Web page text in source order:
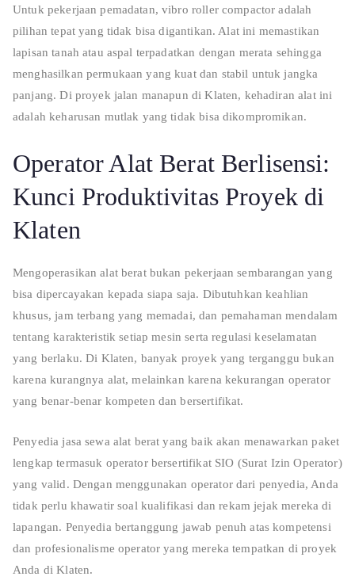
Untuk pekerjaan pemadatan, vibro roller compactor adalah
pilihan tepat yang tidak bisa digantikan. Alat ini memastikan
lapisan tanah atau aspal terpadatkan dengan merata sehingga
menghasilkan permukaan yang kuat dan stabil untuk jangka
panjang. Di proyek jalan manapun di Klaten, kehadiran alat ini
adalah keharusan mutlak yang tidak bisa dikompromikan.
Operator Alat Berat Berlisensi:
Kunci Produktivitas Proyek di
Klaten
Mengoperasikan alat berat bukan pekerjaan sembarangan yang
bisa dipercayakan kepada siapa saja. Dibutuhkan keahlian
khusus, jam terbang yang memadai, dan pemahaman mendalam
tentang karakteristik setiap mesin serta regulasi keselamatan
yang berlaku. Di Klaten, banyak proyek yang terganggu bukan
karena kurangnya alat, melainkan karena kekurangan operator
yang benar-benar kompeten dan bersertifikat.
Penyedia jasa sewa alat berat yang baik akan menawarkan paket
lengkap termasuk operator bersertifikat SIO (Surat Izin Operator)
yang valid. Dengan menggunakan operator dari penyedia, Anda
tidak perlu khawatir soal kualifikasi dan rekam jejak mereka di
lapangan. Penyedia bertanggung jawab penuh atas kompetensi
dan profesionalisme operator yang mereka tempatkan di proyek
Anda di Klaten.